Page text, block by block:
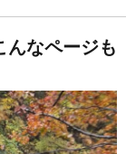
んなページも